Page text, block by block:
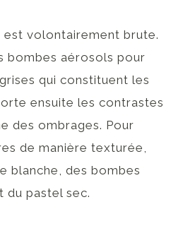
est volontairement brute.
bombes aérosols pour
qui constituent les
ensuite les contrastes
des ombrages. Pour
de manière texturée,
blanche, des bombes
du pastel sec.